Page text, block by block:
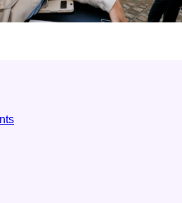
"Nawal Ben Hamou va